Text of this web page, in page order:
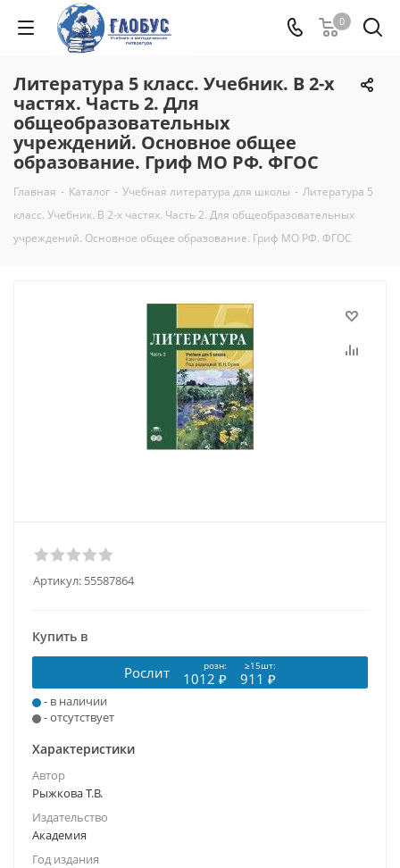
0
Литература 5 класс. Учебник. В 2-х
частях. Часть 2. Для
общеобразовательных
учреждений. Основное общее
образование. Гриф МО РФ. ФГОС
Главная - Каталог - Учебная литература для школы - Литература 5
класс. Учебник. В 2-х частях. Часть 2. Для общеобразовательных
учреждений. Основное общее образование. Гриф МО РФ. ФГОС
Артикул: 55587864
Купить в
Рослит розн: ≥15шт:
1012 ₽ 911 ₽
- в наличии
- отсутствует
Характеристики
Автор
Рыжкова Т.В.
Издательство
Академия
Год издания